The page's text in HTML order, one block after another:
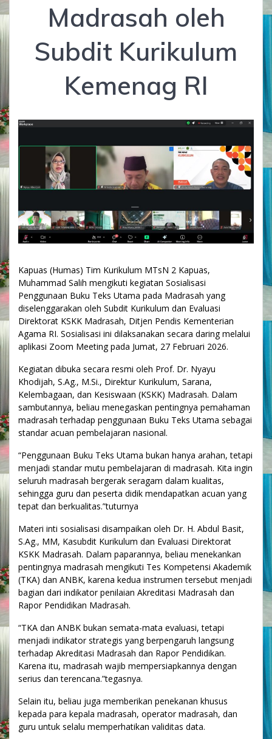
Madrasah oleh
Subdit Kurikulum
Kemenag RI
Kapuas (Humas) Tim Kurikulum MTsN 2 Kapuas,
Muhammad Salih mengikuti kegiatan Sosialisasi
Penggunaan Buku Teks Utama pada Madrasah yang
diselenggarakan oleh Subdit Kurikulum dan Evaluasi
Direktorat KSKK Madrasah, Ditjen Pendis Kementerian
Agama RI. Sosialisasi ini dilaksanakan secara daring melalui
aplikasi Zoom Meeting pada Jumat, 27 Februari 2026.
Kegiatan dibuka secara resmi oleh Prof. Dr. Nyayu
Khodijah, S.Ag., M.Si., Direktur Kurikulum, Sarana,
Kelembagaan, dan Kesiswaan (KSKK) Madrasah. Dalam
sambutannya, beliau menegaskan pentingnya pemahaman
madrasah terhadap penggunaan Buku Teks Utama sebagai
standar acuan pembelajaran nasional.
“Penggunaan Buku Teks Utama bukan hanya arahan, tetapi
menjadi standar mutu pembelajaran di madrasah. Kita ingin
seluruh madrasah bergerak seragam dalam kualitas,
sehingga guru dan peserta didik mendapatkan acuan yang
tepat dan berkualitas.”tuturnya
Materi inti sosialisasi disampaikan oleh Dr. H. Abdul Basit,
S.Ag., MM, Kasubdit Kurikulum dan Evaluasi Direktorat
KSKK Madrasah. Dalam paparannya, beliau menekankan
pentingnya madrasah mengikuti Tes Kompetensi Akademik
(TKA) dan ANBK, karena kedua instrumen tersebut menjadi
bagian dari indikator penilaian Akreditasi Madrasah dan
Rapor Pendidikan Madrasah.
“TKA dan ANBK bukan semata-mata evaluasi, tetapi
menjadi indikator strategis yang berpengaruh langsung
terhadap Akreditasi Madrasah dan Rapor Pendidikan.
Karena itu, madrasah wajib mempersiapkannya dengan
serius dan terencana.”tegasnya.
Selain itu, beliau juga memberikan penekanan khusus
kepada para kepala madrasah, operator madrasah, dan
guru untuk selalu memperhatikan validitas data.